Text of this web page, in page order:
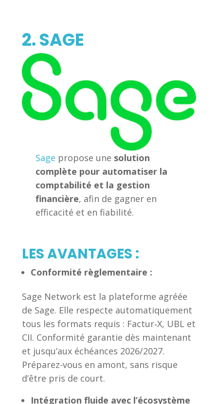
2. SAGE
Sage propose une solution
complète pour automatiser la
comptabilité et la gestion
financière, afin de gagner en
efficacité et en fiabilité.
LES AVANTAGES :
Conformité règlementaire :
Sage Network est la plateforme agréée
de Sage. Elle respecte automatiquement
tous les formats requis : Factur‑X, UBL et
CII. Conformité garantie dès maintenant
et jusqu’aux échéances 2026/2027.
Préparez-vous en amont, sans risque
d’être pris de court.
Intégration fluide avec l’écosystème